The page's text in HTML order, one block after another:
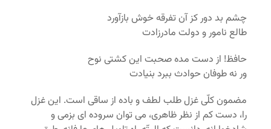
چشم بد دور کز آن تفرقه‌ خوش بازآورد
طالع نامور و دولت مادرزادت
حافظ! از دست مده صحبت این کشتی نوح
ور نه طوفان حوادث ببرد بنیادت
مضمون کلّی غزل طلب لطف و باده از ساقی است. این غزل
را، دست کم از نظر ظاهری، می توان سروده ای بزمی و